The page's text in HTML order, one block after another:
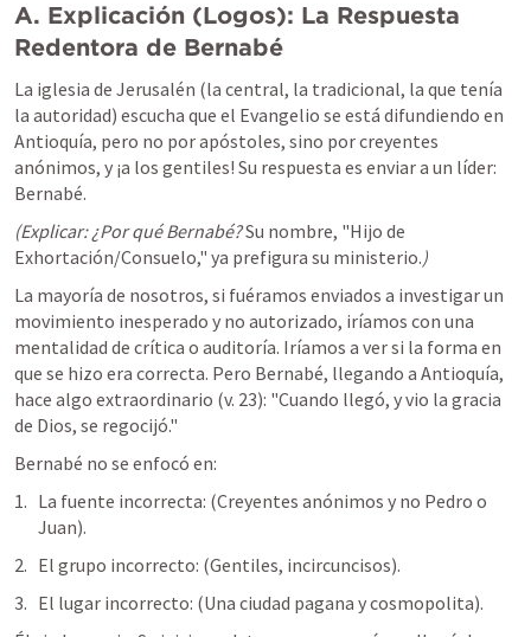
A. Explicación (Logos): La Respuesta
Redentora de Bernabé
La iglesia de Jerusalén (la central, la tradicional, la que tenía
la autoridad) escucha que el Evangelio se está difundiendo en
Antioquía, pero no por apóstoles, sino por creyentes
anónimos, y ¡a los gentiles! Su respuesta es enviar a un líder:
Bernabé.
(Explicar: ¿Por qué Bernabé? Su nombre, "Hijo de
Exhortación/Consuelo," ya prefigura su ministerio.)
La mayoría de nosotros, si fuéramos enviados a investigar un
movimiento inesperado y no autorizado, iríamos con una
mentalidad de crítica o auditoría. Iríamos a ver si la forma en
que se hizo era correcta. Pero Bernabé, llegando a Antioquía,
hace algo extraordinario (v. 23): "Cuando llegó, y vio la gracia
de Dios, se regocijó."
Bernabé no se enfocó en:
La fuente incorrecta: (Creyentes anónimos y no Pedro o
Juan).
El grupo incorrecto: (Gentiles, incircuncisos).
El lugar incorrecto: (Una ciudad pagana y cosmopolita).